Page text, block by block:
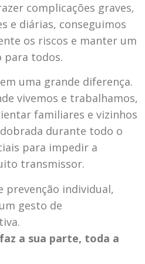
complicações graves,
e diárias, conseguimos
os riscos e manter um
para todos.
uma grande diferença.
vivemos e trabalhamos,
familiares e vizinhos
durante todo o
para impedir a
transmissor.
prevenção individual,
gesto de
a sua parte, toda a